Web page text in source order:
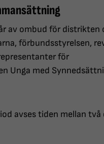
av ombud för distrikten
förbundsstyrelsen,
för
Unga med
avses tiden mellan två